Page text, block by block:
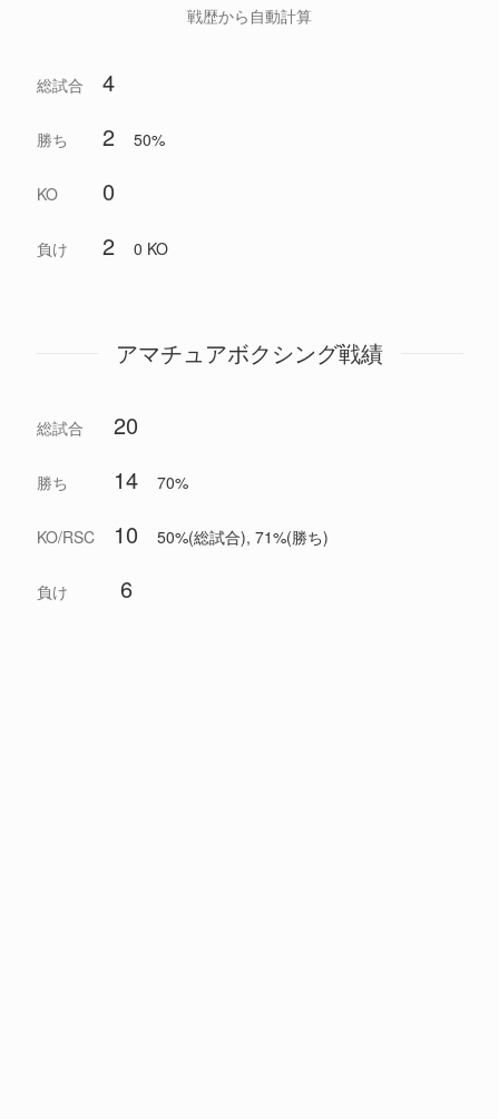
戦歴から自動計算
総試合 4
勝ち 2 50%
KO 0
負け 2 0 KO
アマチュアボクシング戦績
総試合 20
勝ち 14 70%
KO/RSC 10 50%(総試合), 71%(勝ち)
負け 6